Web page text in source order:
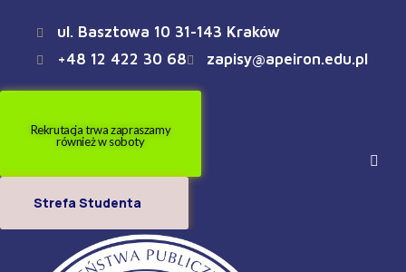
ul. Basztowa 10 31-143 Kraków
+48 12 422 30 68
zapisy@apeiron.edu.pl
Rekrutacja trwa zapraszamy
również w soboty
Strefa Studenta